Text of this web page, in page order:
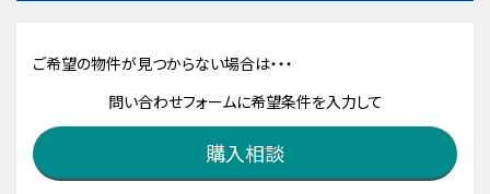
ご希望の物件が見つからない場合は・・・
問い合わせフォームに希望条件を入力して
購入相談